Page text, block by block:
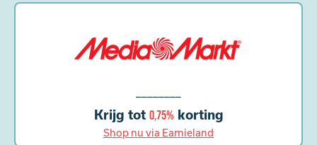
Krijg tot 0,75% korting
Shop nu via Earnieland